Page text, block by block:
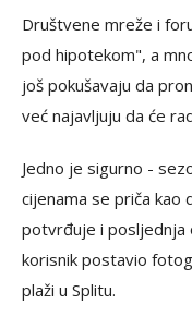
Društvene mreže i
pod hipotekom", a
još pokušavaju da
već najavljuju da će
Jedno je sigurno -
cijenama se priča kao
potvrđuje i posljednja
korisnik postavio
plaži u Splitu.